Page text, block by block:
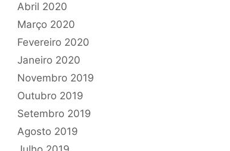
Abril 2020
Março 2020
Fevereiro 2020
Janeiro 2020
Novembro 2019
Outubro 2019
Setembro 2019
Agosto 2019